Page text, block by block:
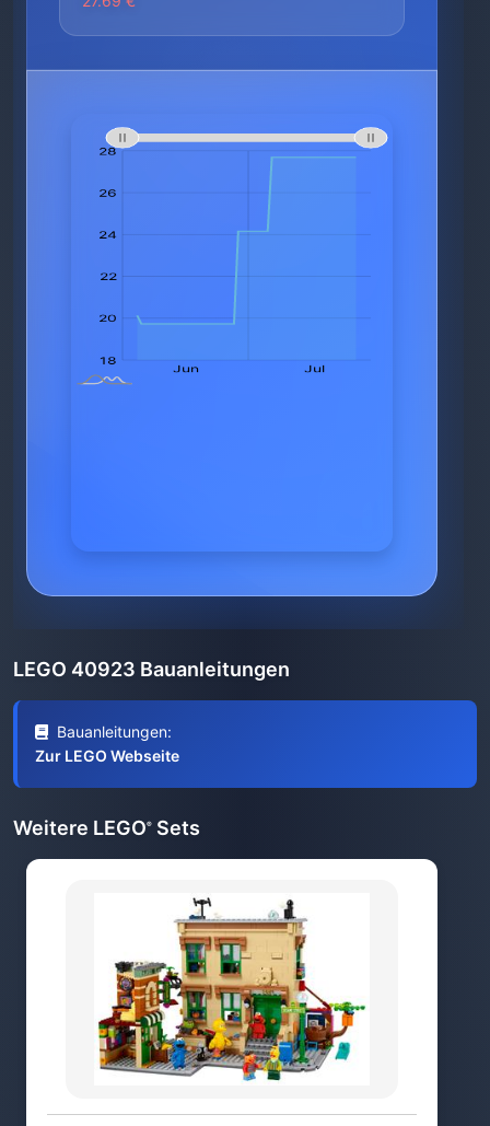
LEGO 40923 Bauanleitungen
Bauanleitungen:
Zur LEGO Webseite
Weitere LEGO® Sets